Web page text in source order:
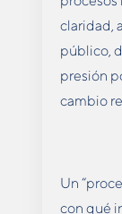
claridad,
público,
presión
cambio
Un
con qué